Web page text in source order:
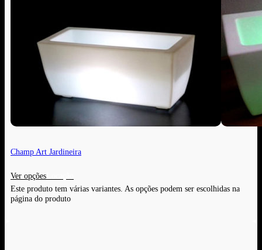
Champ Art Jardineira
Ver opções
Este produto tem várias variantes. As opções podem ser escolhidas na
página do produto